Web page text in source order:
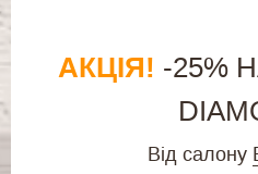
АКЦІЯ! -25%
Від салону